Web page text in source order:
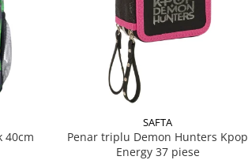
40cm
SAFTA
Penar triplu Demon Hunters Kpop
Energy 37 piese